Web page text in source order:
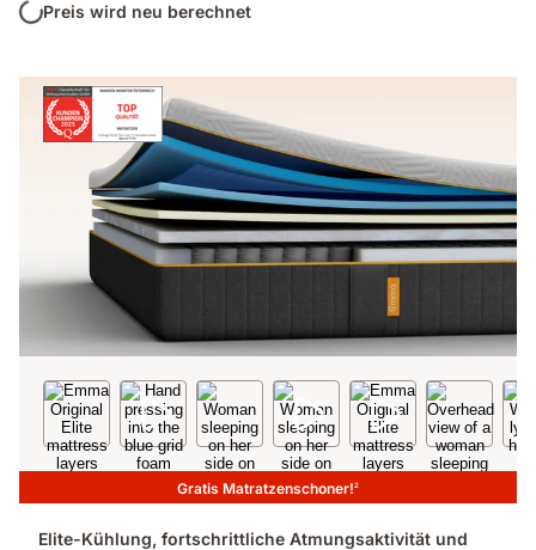
Preis wird neu berechnet
Gratis Matratzenschoner!2
Elite-Kühlung, fortschrittliche Atmungsaktivität und